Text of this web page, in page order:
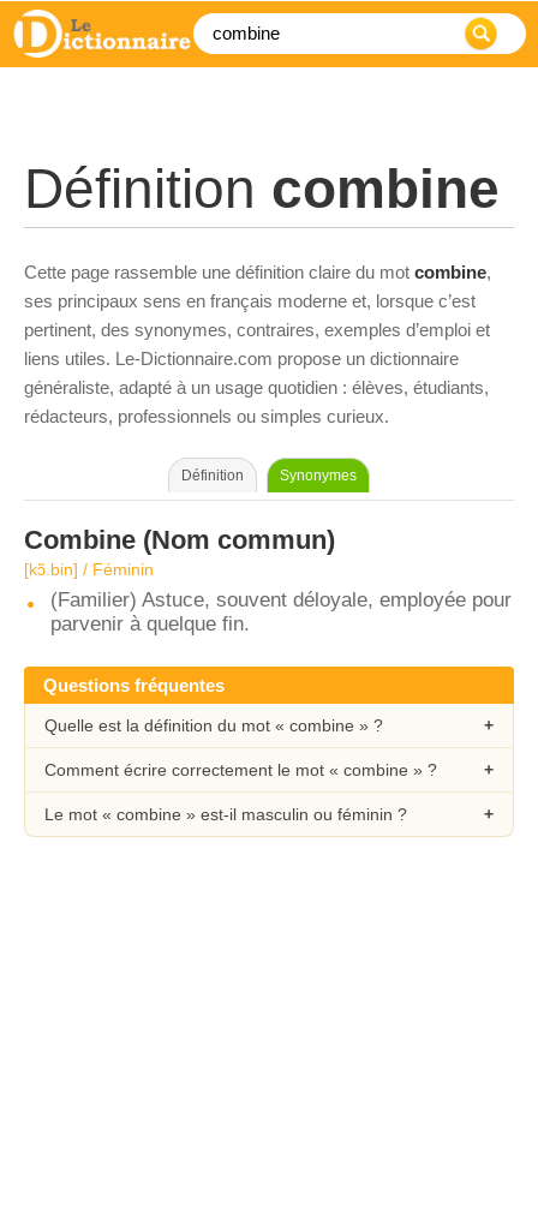
Définition combine
Cette page rassemble une définition claire du mot combine,
ses principaux sens en français moderne et, lorsque c’est
pertinent, des synonymes, contraires, exemples d’emploi et
liens utiles. Le-Dictionnaire.com propose un dictionnaire
généraliste, adapté à un usage quotidien : élèves, étudiants,
rédacteurs, professionnels ou simples curieux.
Définition Synonymes
Combine (Nom commun)
[kɔ̃.bin] / Féminin
(Familier) Astuce, souvent déloyale, employée pour
parvenir à quelque fin.
Questions fréquentes
Quelle est la définition du mot « combine » ?
Comment écrire correctement le mot « combine » ?
Le mot « combine » est-il masculin ou féminin ?